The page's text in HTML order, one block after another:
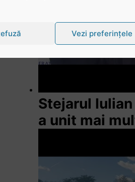
Vezi preferințele
Stejarul
a unit mai